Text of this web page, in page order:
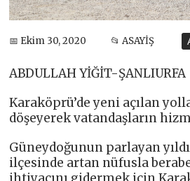
📅 Ekim 30, 2020 📂 ASAYİŞ
ABDULLAH YİĞİT-ŞANLIURFA
Karaköprü’de yeni açılan
döşeyerek vatandaşların
Güneydoğunun parlayan
ilçesinde artan nüfusla